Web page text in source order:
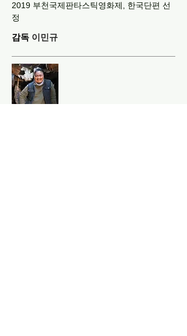
2019 부천국제판타스틱영화제, 한국단편 선
정
감독 이민규